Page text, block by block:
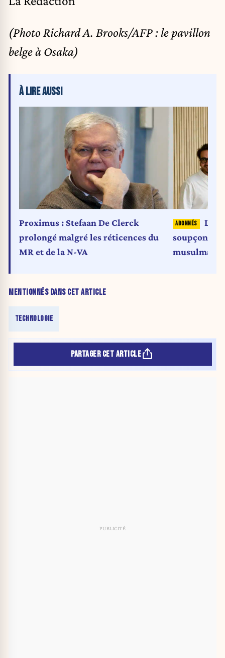
(Photo Richard A. Brooks/AFP : le pavillon
belge à Osaka)
MENTIONNÉS DANS CET ARTICLE
TECHNOLOGIE
À LIRE AUSSI
Proximus : Stefaan De Clerck
prolongé malgré les réticences du
MR et de la N-VA
soupçonnée
musulmans
PARTAGER CET ARTICLE